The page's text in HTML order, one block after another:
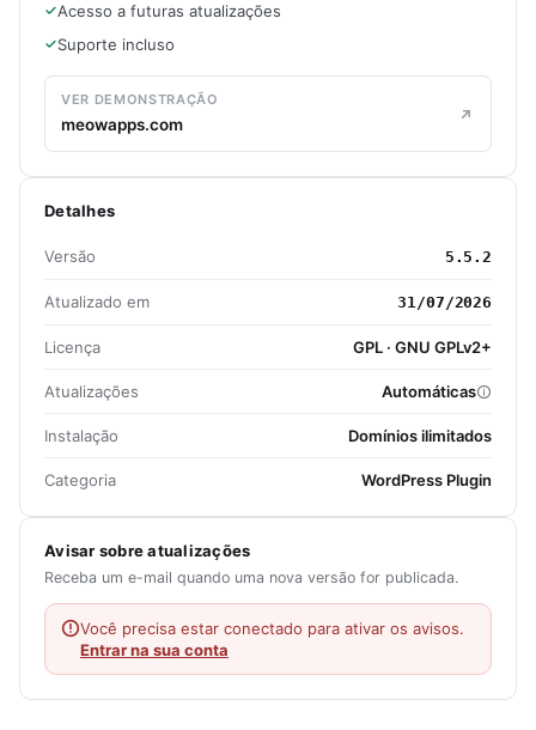
Acesso a futuras atualizações
Suporte incluso
VER DEMONSTRAÇÃO
meowapps.com
Detalhes
Versão 5.5.2
Atualizado em 31/07/2026
Licença GPL · GNU GPLv2+
Atualizações Automáticas
Instalação Domínios ilimitados
Categoria WordPress Plugin
Avisar sobre atualizações
Receba um e-mail quando uma nova versão for publicada.
Você precisa estar conectado para ativar os avisos.
Entrar na sua conta